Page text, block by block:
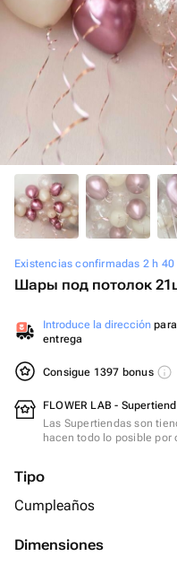
Existencias confirmadas 2 h
Шары под потолок
Introduce la dirección
entrega
Consigue 1397 bonus
FLOWER LAB -
Las Supertiendas son
hacen todo lo posible por
Tipo
Cumpleaños
Dimensiones